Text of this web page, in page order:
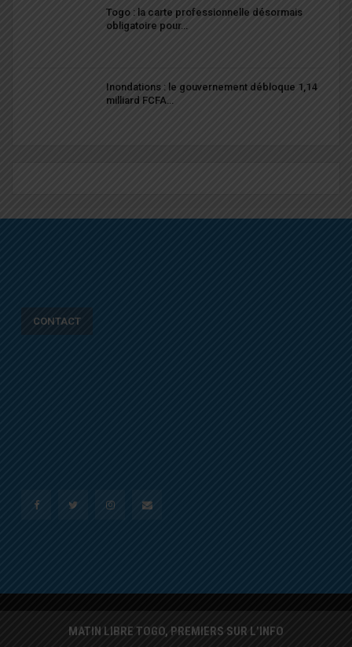
Togo : la carte professionnelle désormais
obligatoire pour…
Inondations : le gouvernement débloque 1,14
milliard FCFA…
CONTACT
MATIN LIBRE TOGO, PREMIERS SUR L’INFO